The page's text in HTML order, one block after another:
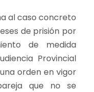
al caso concreto
de prisión por
de medida
Provincial
orden en vigor
que no se